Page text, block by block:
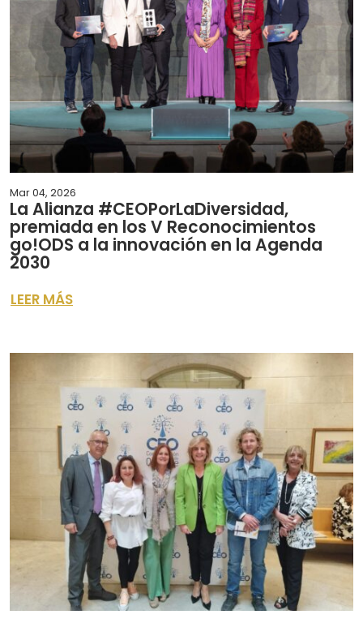
Mar 04, 2026
La Alianza #CEOPorLaDiversidad,
premiada en los V Reconocimientos
go!ODS a la innovación en la Agenda
2030
LEER MÁS